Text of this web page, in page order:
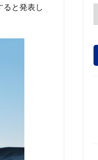
ると発表し